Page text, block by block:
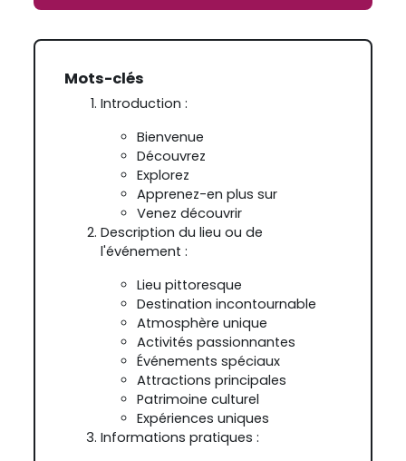
Mots-clés
Introduction :
Bienvenue
Découvrez
Explorez
Apprenez-en plus sur
Venez découvrir
Description du lieu ou de
l'événement :
Lieu pittoresque
Destination incontournable
Atmosphère unique
Activités passionnantes
Événements spéciaux
Attractions principales
Patrimoine culturel
Expériences uniques
Informations pratiques :